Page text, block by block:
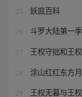
25 妖庭百科
26 斗罗大陆第一
27 王权守拙和王
28 涂山红红东方
29 王权无暮与王